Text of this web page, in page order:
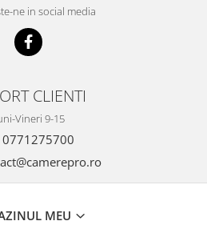
ne in social media
CLIENTI
Vineri 9-15
0771275700
MEU